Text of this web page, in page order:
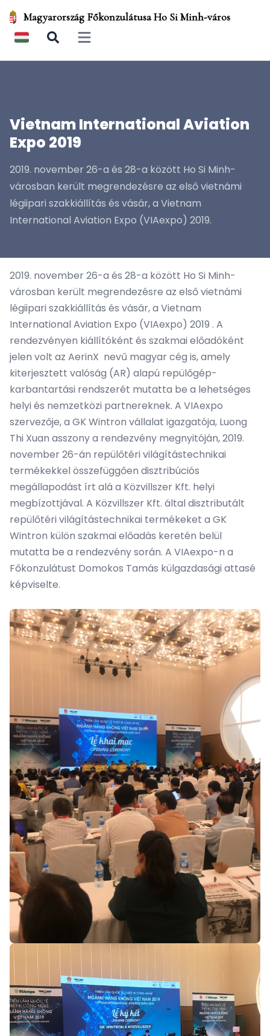
Magyarország Főkonzulátusa Ho Si Minh-város
Open main menu
Vietnam International Aviation
Expo 2019
2019. november 26-a és 28-a között Ho Si Minh-
városban került megrendezésre az első vietnámi
légiipari szakkiállítás és vásár, a Vietnam
International Aviation Expo (VIAexpo) 2019.
2019. november 26-a és 28-a között Ho Si Minh-
városban került megrendezésre az első vietnámi
légiipari szakkiállítás és vásár, a Vietnam
International Aviation Expo (VIAexpo) 2019 . A
rendezvényen kiállítóként és szakmai előadóként
jelen volt az AerinX nevű magyar cég is, amely
kiterjesztett valóság (AR) alapú repülőgép-
karbantartási rendszerét mutatta be a lehetséges
helyi és nemzetközi partnereknek. A VIAexpo
szervezője, a GK Wintron vállalat igazgatója, Luong
Thi Xuan asszony a rendezvény megnyitóján, 2019.
november 26-án repülőtéri világítástechnikai
termékekkel összefüggően disztribúciós
megállapodást írt alá a Közvillszer Kft. helyi
megbízottjával. A Közvillszer Kft. által disztributált
repülőtéri világítástechnikai termékeket a GK
Wintron külön szakmai előadás keretén belül
mutatta be a rendezvény során. A VIAexpo-n a
Főkonzulátust Domokos Tamás külgazdasági attasé
képviselte.